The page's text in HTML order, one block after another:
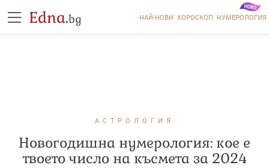
Edna.bg НАЙ-НОВИ ХОРОСКОП НУМЕРОЛОГИЯ
АСТРОЛОГИЯ
Новогодишна нумерология: кое е
твоето число на късмета за 2024